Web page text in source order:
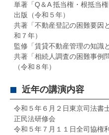
単著「Q＆A 抵当権・根抵当
出版（令和５年）
共著「不動産登記の困難要因
和７年）
監修「賃貸不動産管理の知識
共著「相続人調査の困難事例
（令和８年）
近年の講演内容
令和５年６月２日東京司法
正民法研修会
令和５年７月１１日全司協